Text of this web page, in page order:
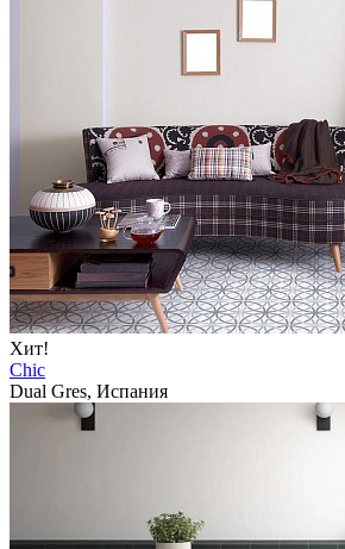
Хит!
Chic
Dual Gres, Испания